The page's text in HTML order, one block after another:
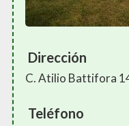
Dirección
C. Atilio Battifora
Teléfono